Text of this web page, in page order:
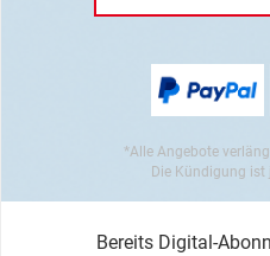
*Alle Angebote
Die Kündigung
Bereits Digital-